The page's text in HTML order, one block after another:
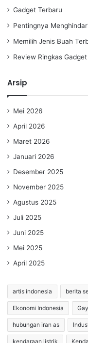
Gadget Terbaru
Pentingnya
Memilih Jenis Buah
Review Ringkas
Arsip
Mei 2026
April 2026
Maret 2026
Januari 2026
Desember 2025
November 2025
Agustus 2025
Juli 2025
Juni 2025
Mei 2025
April 2025
artis indonesia berita
Ekonomi Indonesia
hubungan iran as
kendaraan listrik